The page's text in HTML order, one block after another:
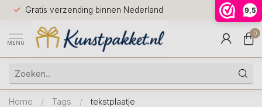
9,5
Gratis verzending binnen Nederland
Voor
huis
9.5
MENU
0
Home / Tags / tekstplaatje